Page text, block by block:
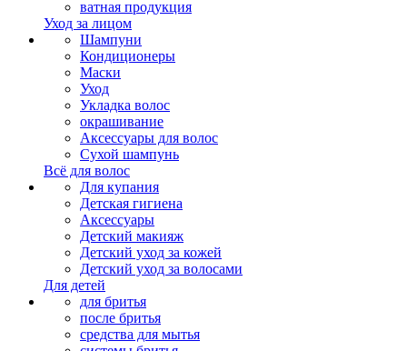
ватная продукция
Уход за лицом
Шампуни
Кондиционеры
Маски
Уход
Укладка волос
окрашивание
Аксессуары для волос
Сухой шампунь
Всё для волос
Для купания
Детская гигиена
Аксессуары
Детский макияж
Детский уход за кожей
Детский уход за волосами
Для детей
для бритья
после бритья
средства для мытья